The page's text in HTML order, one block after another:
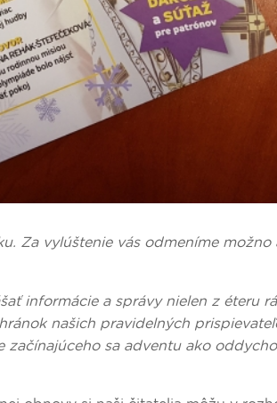
Za vylúštenie vás odmeníme možno
informácie a správy nielen z éteru
našich pravidelných
začínajúceho sa adventu ako